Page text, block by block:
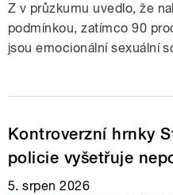
Z v průzkumu uvedlo, že
podmínkou, zatímco 90
jsou emocionální sexuální
Kontroverzní hrnky
policie vyšetřuje
5. srpen 2026